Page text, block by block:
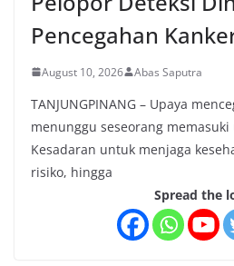
Pencegahan
August 10, 2026 Abas Saputra
TANJUNGPINANG – Upaya
menunggu seseorang memasuki
Kesadaran untuk menjaga
risiko, hingga
Spread the